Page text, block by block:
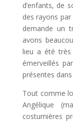
d’enfants, de
des rayons
demande un
avons
lieu a été très
émerveillés
présentes
Tout comme
Angélique
costumières